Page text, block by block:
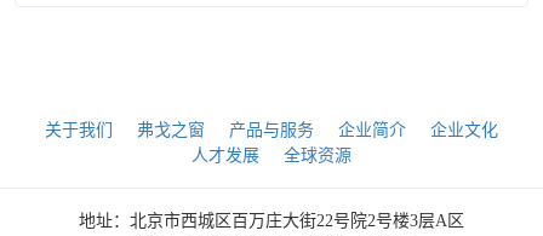
关于我们 弗戈之窗 产品与服务 企业简介
企业文化
人才发展
全球资源
地址：北京市西城区百万庄大街22号院2号楼3层A区